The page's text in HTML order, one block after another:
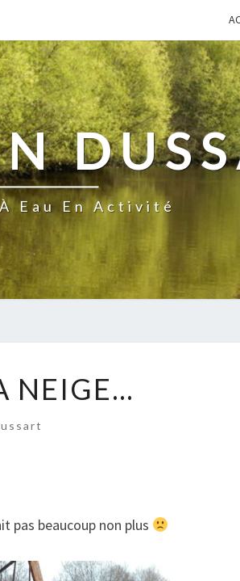
Eau En Activité
NEIGE…
pas beaucoup non plus